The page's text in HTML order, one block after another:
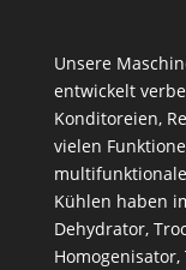
Unsere
entwickelt
Konditoreien,
vielen
Kühlen haben
Dehydrator,